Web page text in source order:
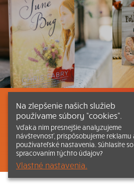
Listovať Obsah
Kontakt Tlačená
© 2026 katechizmus.sk |Všetky práva
funguje aj vďaka kresťanskému
Na zlepšenie našich služieb
používame súbory “cookies”.
Vďaka nim presnejšie analyzujeme
návštevnosť, prispôsobujeme reklamu
používateľské nastavenia. Súhlasíte so
spracovaním týchto údajov?
Vlastné nastavenia.